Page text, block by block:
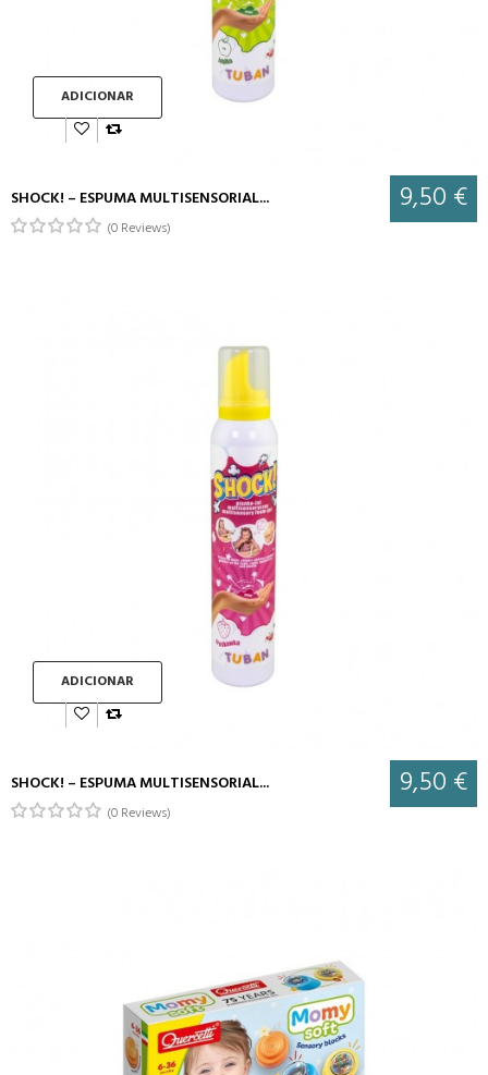
ADICIONAR
SHOCK! – ESPUMA MULTISENSORIAL... 9,50 €
(0 Reviews)
ADICIONAR
SHOCK! – ESPUMA MULTISENSORIAL... 9,50 €
(0 Reviews)